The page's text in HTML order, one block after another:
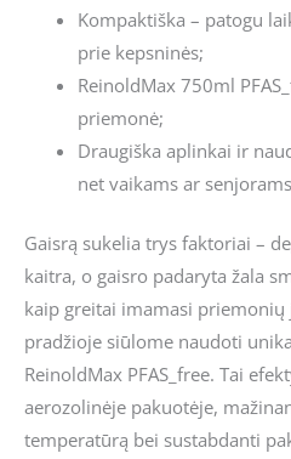
Kompaktiška – patogu
prie kepsninės;
ReinoldMax 750ml
priemonė;
Draugiška aplinkai ir
net vaikams ar
Gaisrą sukelia trys faktoriai –
kaitra, o gaisro padaryta žala
kaip greitai imamasi priemonių
pradžioje siūlome naudoti
ReinoldMax PFAS_free. Tai
aerozolinėje pakuotėje,
temperatūrą bei sustabdanti